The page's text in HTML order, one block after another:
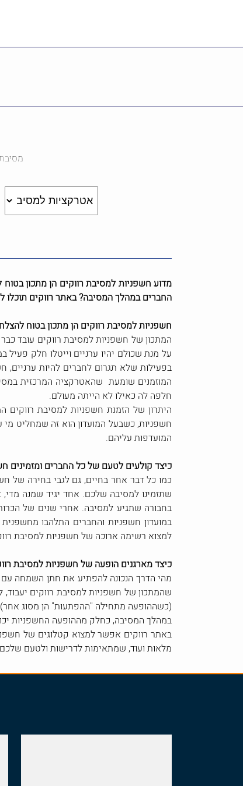
מדוע חשפניות למסיבת רווקים הן מתכון
החברים במהלך המסיבה? באתר רווקים
חשפניות למסיבת רווקים הן מתכון בטוח
המתכון של חשפניות למסיבת רווקים עובד
על מנת שכולם יהיו ערניים וייטלו חלק
בפעילות שלא תגרום לחברים להיות
המוזמנים שומעת שהאטרקציה המרכזית
חלפה לה כאילו לא הייתה מעולם.
היתרון של הזמנת חשפניות למסיבת רווקים
חשפניות, כשבעל המועדון הוא זה שמחליט
המועדפות עליהם.
כיצד קולעים לטעם של כל החברים ומזמינים
כמו כל דבר אחר בחיים, גם לגבי בחירה של
שתזמינו למסיבה שלכם. אחד יגיד שמנה מדי,
בחבורה שתגיע למסיבה. אחרי שנים של
במועדון חשפניות והחברים התלהבו
למצוא רשימה ארוכה של חשפניות למסיבת
כיצד מארגנים הופעה של חשפניות למסיבת
מהי הדרך הנכונה להפתיע את חתן השמחה עם
שהמתכון של חשפניות למסיבת רווקים
(כשההופעה מתחילה "ההפתעות" הן מסוג
במהלך המסיבה, כחלק מההופעה החשפניות
באתר רווקים אפשר למצוא קטלוגים של
מלאות ועוד, שמתאימות לדרישות ולטעם